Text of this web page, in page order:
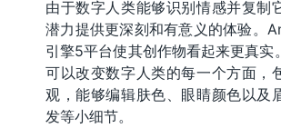
由于数字人类能够识别情感并复制
潜力提供更深刻和有意义的体验。
引擎5平台使其创作物看起来更真实
可以改变数字人类的每一个方面，
观，能够编辑肤色、眼睛颜色以及
发等小细节。